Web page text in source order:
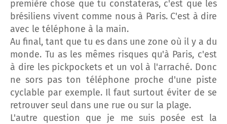
première chose que tu constateras, c'est que les
brésiliens vivent comme nous à Paris. C'est à dire
avec le téléphone à la main.
Au final, tant que tu es dans une zone où il y a du
monde. Tu as les mêmes risques qu'à Paris, c'est
à dire les pickpockets et un vol à l'arraché. Donc
ne sors pas ton téléphone proche d'une piste
cyclable par exemple. Il faut surtout éviter de se
retrouver seul dans une rue ou sur la plage.
L'autre question que je me suis posée est la